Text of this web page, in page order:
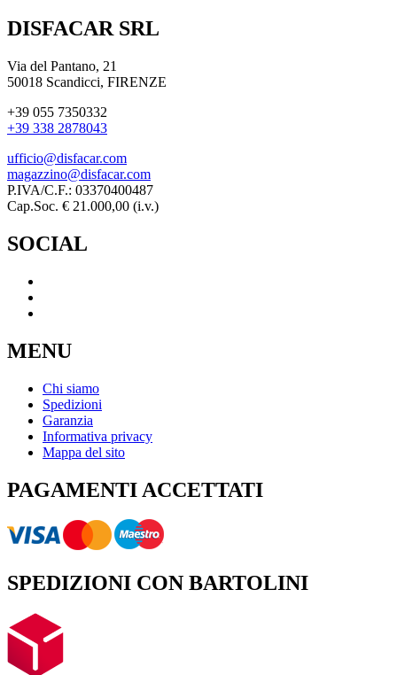
DISFACAR SRL
Via del Pantano, 21
50018 Scandicci, FIRENZE
+39 055 7350332
+39 338 2878043
ufficio@disfacar.com
magazzino@disfacar.com
P.IVA/C.F.: 03370400487
Cap.Soc. € 21.000,00 (i.v.)
SOCIAL
MENU
Chi siamo
Spedizioni
Garanzia
Informativa privacy
Mappa del sito
PAGAMENTI ACCETTATI
SPEDIZIONI CON BARTOLINI